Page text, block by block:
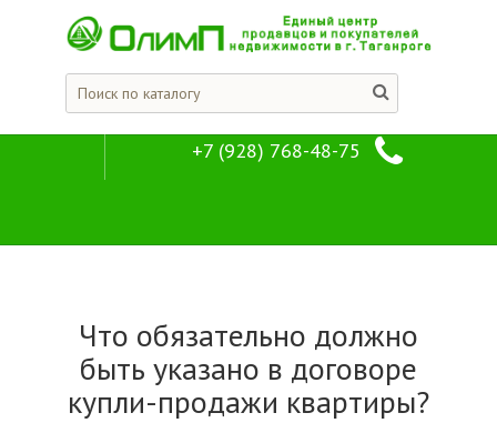
+7 (928) 768-48-75
Что обязательно должно
быть указано в договоре
купли-продажи квартиры?